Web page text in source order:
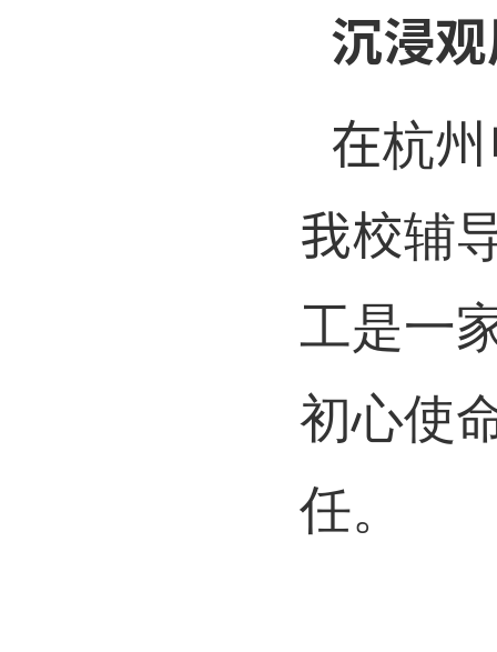
沉浸
在杭
我校辅
工是一
初心使
任。